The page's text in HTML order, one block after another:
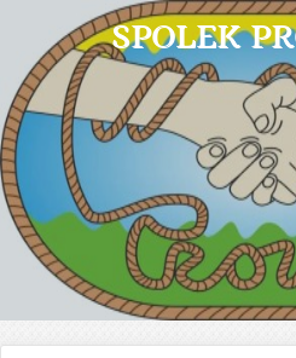
SPOLEK